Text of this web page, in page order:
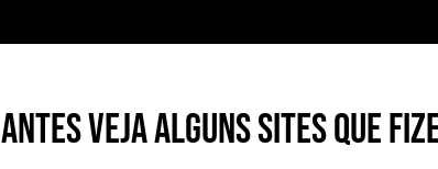
Antes veja alguns sites que